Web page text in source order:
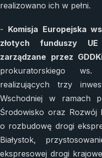
realizowano ich w pełni.
- Komisja Europejska
złotych funduszy
zarządzane przez
prokuratorskiego
realizujących trzy
Wschodniej w ramach
Środowisko oraz Rozwój
o rozbudowę drogi
Białystok,
ekspresowej drogi